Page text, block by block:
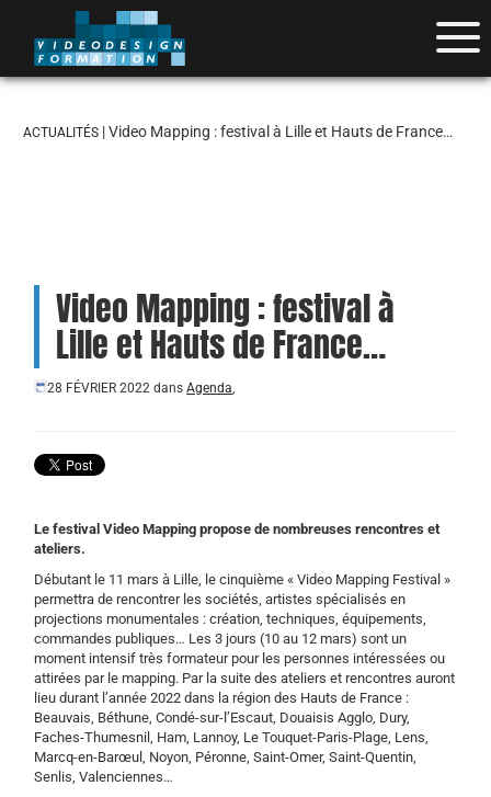
ACTUALITÉS | Video Mapping : festival à Lille et Hauts de France…
Video Mapping : festival à
Lille et Hauts de France…
28 FÉVRIER 2022 dansAgenda,
Le festival Video Mapping propose de nombreuses rencontres et
ateliers.
Débutant le 11 mars à Lille, le cinquième « Video Mapping Festival »
permettra de rencontrer les sociétés, artistes spécialisés en
projections monumentales : création, techniques, équipements,
commandes publiques… Les 3 jours (10 au 12 mars) sont un
moment intensif très formateur pour les personnes intéressées ou
attirées par le mapping. Par la suite des ateliers et rencontres auront
lieu durant l’année 2022 dans la région des Hauts de France :
Beauvais, Béthune, Condé-sur-l’Escaut, Douaisis Agglo, Dury,
Faches-Thumesnil, Ham, Lannoy, Le Touquet-Paris-Plage, Lens,
Marcq-en-Barœul, Noyon, Péronne, Saint-Omer, Saint-Quentin,
Senlis, Valenciennes…